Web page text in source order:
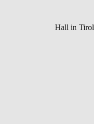
Hall in Tirol